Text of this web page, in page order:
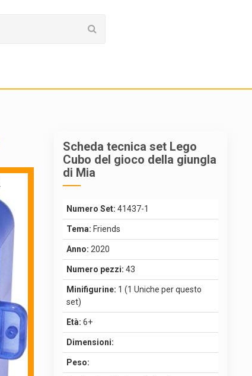
Scheda tecnica set Lego
Cubo del gioco della giungla
di Mia
Numero Set: 41437-1
Tema: Friends
Anno: 2020
Numero pezzi: 43
Minifigurine: 1 (1 Uniche per questo
set)
Età: 6+
Dimensioni:
Peso: